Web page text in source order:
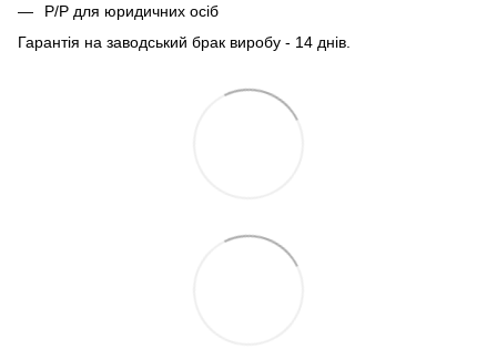
Р/Р для юридичних осіб
Гарантія на заводський брак виробу - 14 днів.